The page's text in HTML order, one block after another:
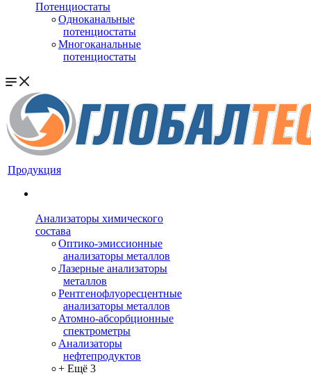
Потенциостаты
Одноканальные
потенциостаты
Многоканальные
потенциостаты
Продукция
Анализаторы химического
состава
Оптико-эмиссионные
анализаторы металлов
Лазерные анализаторы
металлов
Рентгенофлуоресцентные
анализаторы металлов
Атомно-абсорбционные
спектрометры
Анализаторы
нефтепродуктов
+ Ещё 3